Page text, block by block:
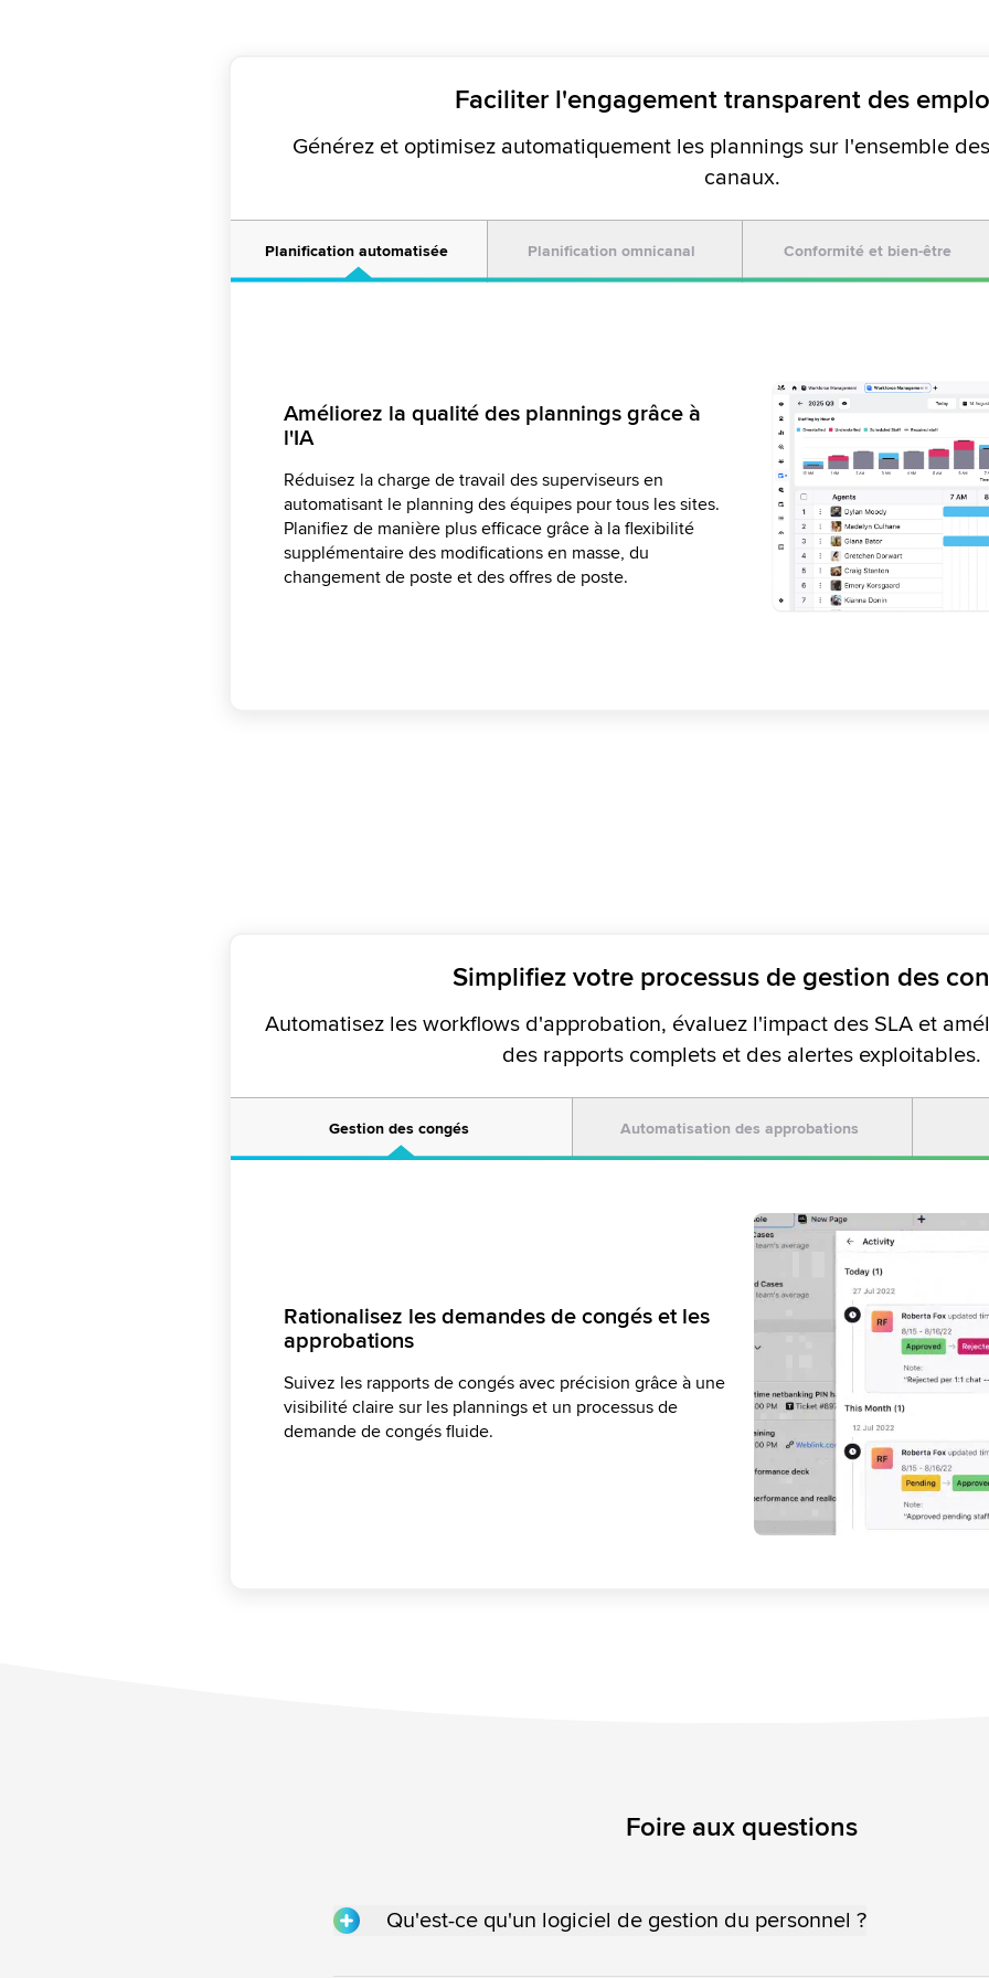
Faciliter l'engagement transparent des
Générez et optimisez automatiquement les plannings sur l'ensemble
canaux.
Planification automatisée Planification omnicanal Conformité et bien-être
Améliorez la qualité des plannings grâce à
l'IA
Réduisez la charge de travail des superviseurs en
automatisant le planning des équipes pour tous les sites.
Planifiez de manière plus efficace grâce à la flexibilité
supplémentaire des modifications en masse, du
changement de poste et des offres de poste.
Planifiez votre personnel numérique
Intégrez WFM pour vos files d'attente numériques afin de
mieux organiser les plannings des agents travaillant sur
plusieurs canaux.
Surmontez les contraintes de planification
Permettez aux superviseurs de respecter les
réglementations nationales et les politiques
commerciales, et de surveiller les préférences des agents
afin de minimiser les conflits d'horaires.
Optimisez les plannings avec les préférences
de l'agent
Offrez aux agents un accès anticipé aux prochaines
équipes pour partager leurs préférences. Créez des
plannings à l'aide des classements des performances des
agents pour éviter les conflits et améliorer l'efficacité.
Simplifiez votre processus de gestion des
Automatisez les workflows d'approbation, évaluez l'impact des SLA et
des rapports complets et des alertes exploitables.
Gestion des congés Automatisation des approbations
Rationalisez les demandes de congés et les
approbations
Suivez les rapports de congés avec précision grâce à une
visibilité claire sur les plannings et un processus de
demande de congés fluide.
Introduisez des workflows d'approbation
automatisés
Simplifiez la gestion des congés grâce à des workflows
d'approbation automatisés. Obtenez des informations de
SLA avec des rapports WFM personnalisés pour prendre
des décisions éclairées.
Relevez les défis opérationnels
Accélérez la prise de décision grâce à des rapports WFM
personnalisés simplifiés. Atténuez les escalades et les
violations potentielles grâce à des alertes et des
notifications proactives.
Foire aux questions
Qu'est-ce qu'un logiciel de gestion du personnel ?